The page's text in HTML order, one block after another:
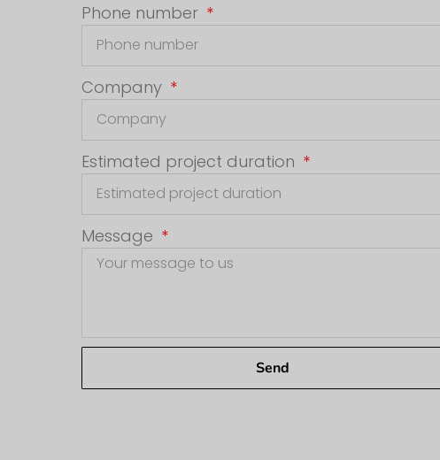
Phone number
Company
Estimated project duration
Message
Send